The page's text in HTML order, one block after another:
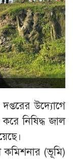
উদ্যোগে
নিষিদ্ধ জাল
কমিশনার (ভূমি)